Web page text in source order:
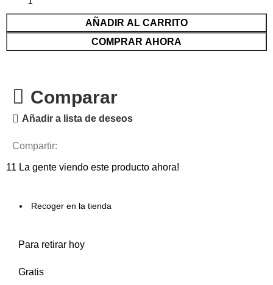
AÑADIR AL CARRITO
COMPRAR AHORA
Comparar
Añadir a lista de deseos
Compartir:
11 La gente viendo este producto ahora!
Recoger en la tienda
Para retirar hoy
Gratis